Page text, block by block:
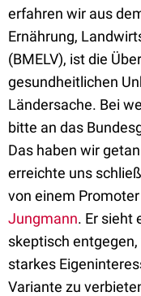
erfahren wir aus
Ernährung,
(BMELV), ist die
gesundheitlichen
Ländersache. Bei
bitte an das
Das haben wir
erreichte uns
von einem
Jungmann. Er sieht
skeptisch
starkes
Variante zu